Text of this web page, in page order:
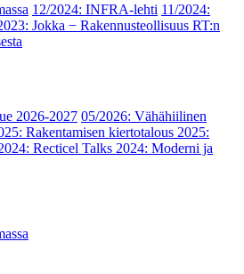
12/2024: INFRA-lehti 11/2024:
Jokka − Rakennusteollisuus RT:n
2026-2027 05/2026: Vähähiilinen
Rakentamisen kiertotalous 2025:
Recticel Talks 2024: Moderni ja